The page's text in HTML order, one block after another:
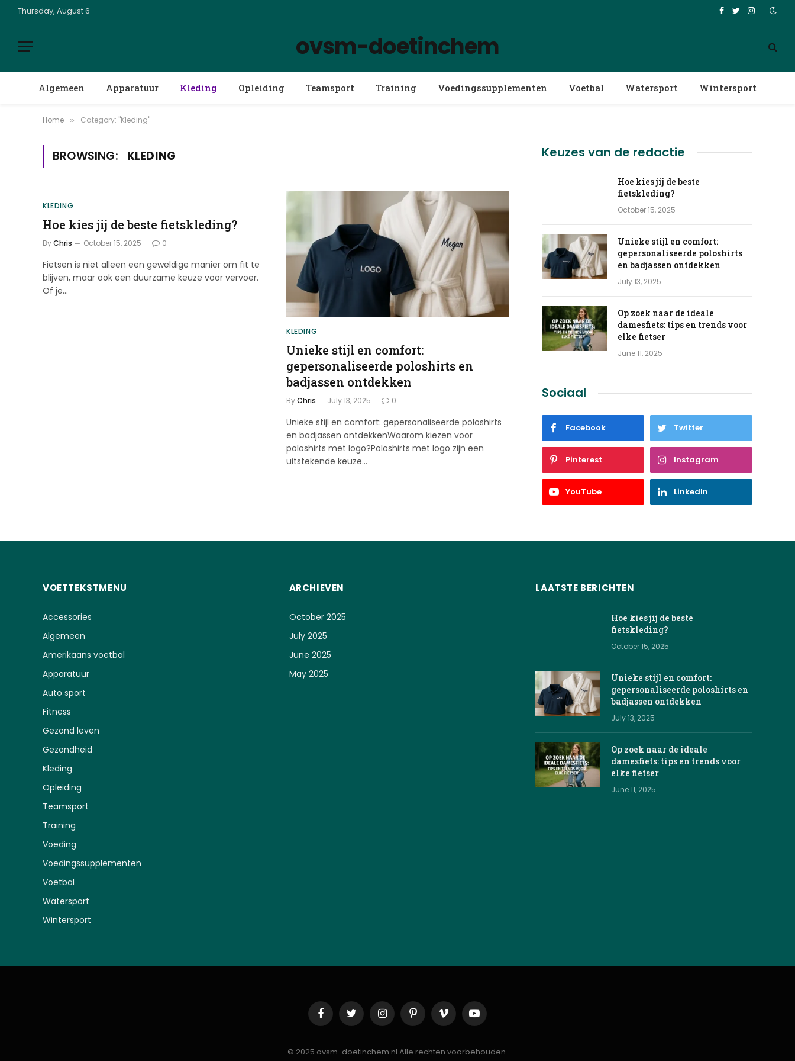
Thursday, August 6 Facebook
TwitterInstagram
ovsm-doetinchem
Algemeen Apparatuur Kleding Opleiding Teamsport Training Voedingssupplementen Voetbal Watersport Wintersport
Home » Category: "Kleding"
BROWSING: KLEDING
KLEDING
Hoe kies jij de beste fietskleding?
ByChris October 15, 2025 0
Fietsen is niet alleen een geweldige manier om fit te
blijven, maar ook een duurzame keuze voor vervoer.
Of je…
KLEDING
Unieke stijl en comfort:
gepersonaliseerde poloshirts en
badjassen ontdekken
ByChris July 13, 2025 0
Unieke stijl en comfort: gepersonaliseerde poloshirts
en badjassen ontdekkenWaarom kiezen voor
poloshirts met logo?Poloshirts met logo zijn een
uitstekende keuze…
Keuzes van de redactie
Hoe kies jij de beste
fietskleding?
October 15, 2025
Unieke stijl en comfort:
gepersonaliseerde poloshirts
en badjassen ontdekken
July 13, 2025
Op zoek naar de ideale
damesfiets: tips en trends voor
elke fietser
June 11, 2025
Sociaal
Facebook Twitter
Pinterest Instagram
YouTube LinkedIn
VOETTEKSTMENU
Accessories
Algemeen
Amerikaans voetbal
Apparatuur
Auto sport
Fitness
Gezond leven
Gezondheid
Kleding
Opleiding
Teamsport
Training
Voeding
Voedingssupplementen
Voetbal
Watersport
Wintersport
ARCHIEVEN
October 2025
July 2025
June 2025
May 2025
LAATSTE BERICHTEN
Hoe kies jij de beste
fietskleding?
October 15, 2025
Unieke stijl en comfort:
gepersonaliseerde poloshirts en
badjassen ontdekken
July 13, 2025
Op zoek naar de ideale
damesfiets: tips en trends voor
elke fietser
June 11, 2025
FacebookTwitter InstagramPinterestVimeo YouTube
© 2025 ovsm-doetinchem.nl Alle rechten voorbehouden.